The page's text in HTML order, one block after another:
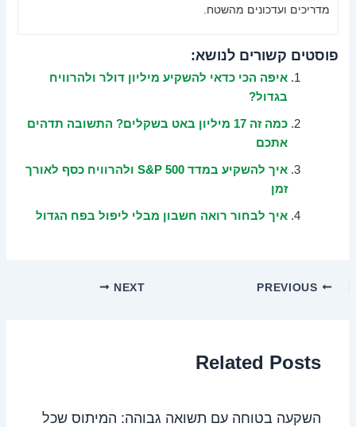
מדריכים ועדכונים מהשטח.
פוסטים קשורים לנושא:
איפה הכי כדאי להשקיע מיליון דולר ולהרוויח
בגדול?
כמה זה 17 מיליון באט בשקלים? התשובה תדהים
אתכם
איך להשקיע במדד S&P 500 ולהרוויח כסף לאורך
זמן
איך לבחור רואה חשבון מבלי ליפול בפח הגדול
NEXT
Related Posts
השקעה בטוחה עם תשואה גבוהה: המיתוס שכל